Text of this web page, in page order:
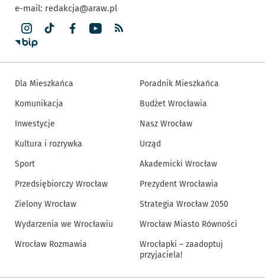
e-mail: redakcja@araw.pl
Dla Mieszkańca
Komunikacja
Inwestycje
Kultura i rozrywka
Sport
Przedsiębiorczy Wrocław
Zielony Wrocław
Wydarzenia we Wrocławiu
Wrocław Rozmawia
Poradnik Mieszkańca
Budżet Wrocławia
Nasz Wrocław
Urząd
Akademicki Wrocław
Prezydent Wrocławia
Strategia Wrocław 2050
Wrocław Miasto Równości
Wrocłapki – zaadoptuj
przyjaciela!